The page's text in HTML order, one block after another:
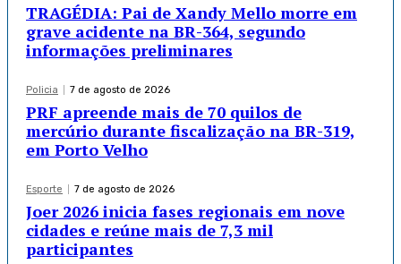
TRAGÉDIA: Pai de Xandy Mello morre em
grave acidente na BR-364, segundo
informações preliminares
Policia 7 de agosto de 2026
PRF apreende mais de 70 quilos de
mercúrio durante fiscalização na BR-319,
em Porto Velho
Esporte 7 de agosto de 2026
Joer 2026 inicia fases regionais em nove
cidades e reúne mais de 7,3 mil
participantes